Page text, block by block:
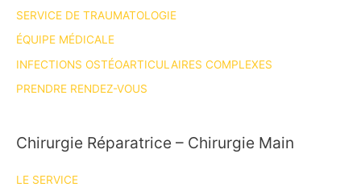
Lambeaux
perforants
le
Camuzard
le
SERVICE DE TRAUMATOLOGIE
ÉQUIPE MÉDICALE
INFECTIONS OSTÉOARTICULAIRES COMPLEXES
PRENDRE RENDEZ-VOUS
Chirurgie Réparatrice – Chirurgie Main
LE SERVICE